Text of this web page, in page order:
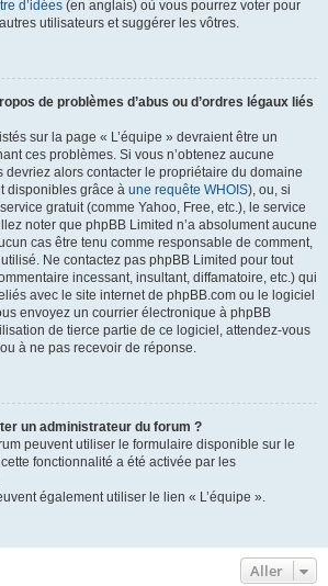
d’idées (en anglais) où vous pourrez voter pour
utilisateurs et suggérer les vôtres.
de problèmes d’abus ou d’ordres légaux liés
sur la page « L’équipe » devraient être un
ces problèmes. Si vous n’obtenez aucune
devriez alors contacter le propriétaire du domaine
disponibles grâce à une requête WHOIS), ou, si
gratuit (comme Yahoo, Free, etc.), le service
noter que phpBB Limited n’a absolument aucune
cas être tenu comme responsable de comment,
Ne contactez pas phpBB Limited pour tout
incessant, insultant, diffamatoire, etc.) qui
avec le site internet de phpBB.com ou le logiciel
envoyez un courrier électronique à phpBB
de tierce partie de ce logiciel, attendez-vous
à ne pas recevoir de réponse.
un administrateur du forum ?
peuvent utiliser le formulaire disponible sur le
fonctionnalité a été activée par les
également utiliser le lien « L’équipe ».
Aller